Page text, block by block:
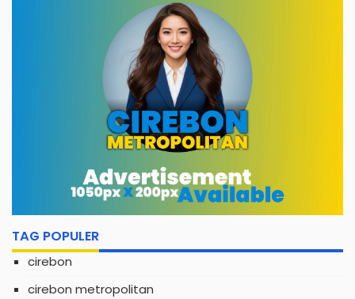
TAG POPULER
cirebon
cirebon metropolitan